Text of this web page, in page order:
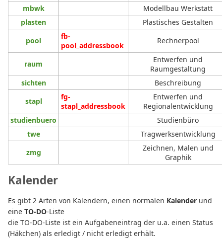
mbwk
Modellbau Werkstatt
plasten
Plastisches Gestalten
pool
fb-
pool_addressbook
Rechnerpool
raum
Entwerfen und
Raumgestaltung
sichten
Beschreibung
stapl
fg-
stapl_addressbook
Entwerfen und
Regionalentwicklung
studienbuero
Studienbüro
twe
Tragwerksentwicklung
zmg
Zeichnen, Malen und
Graphik
Kalender
Es gibt 2 Arten von Kalendern, einen normalen Kalender und
eine TO-DO-Liste
die TO-DO-Liste ist ein Aufgabeneintrag der u.a. einen Status
(Häkchen) als erledigt / nicht erledigt erhält.